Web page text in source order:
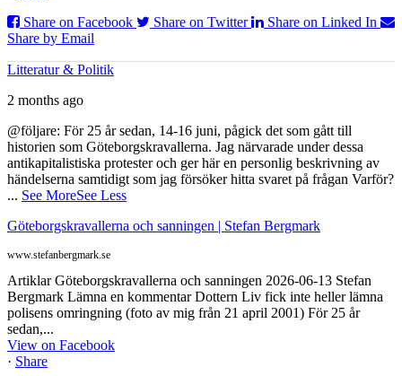
Share on Facebook
Share on Twitter
Share on Linked In
Share by Email
Litteratur & Politik
2 months ago
@följare: För 25 år sedan, 14-16 juni, pågick det som gått till
historien som Göteborgskravallerna. Jag närvarade under dessa
antikapitalistiska protester och ger här en personlig beskrivning av
händelserna samtidigt som jag försöker hitta svaret på frågan Varför?
... See MoreSee Less
Göteborgskravallerna och sanningen | Stefan Bergmark
www.stefanbergmark.se
Artiklar Göteborgskravallerna och sanningen 2026-06-13 Stefan
Bergmark Lämna en kommentar Dottern Liv fick inte heller lämna
polisens omringning (foto av mig från 21 april 2001) För 25 år
sedan,...
View on Facebook
· Share